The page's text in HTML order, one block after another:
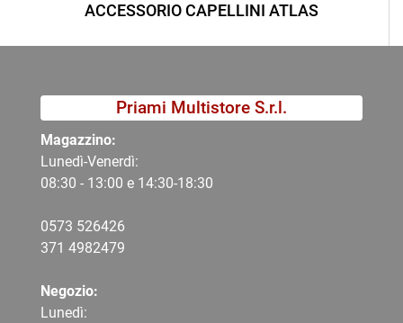
ACCESSORIO CAPELLINI ATLAS
Priami Multistore S.r.l.
Magazzino:
Lunedì-Venerdì:
08:30 - 13:00 e 14:30-18:30
0573 526426
371 4982479
Negozio:
Lunedì: